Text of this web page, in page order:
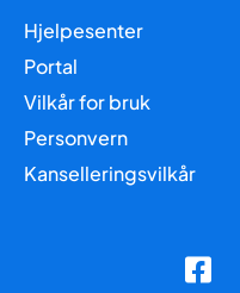
Hjelpesenter
Portal
Vilkår for bruk
Personvern
Kanselleringsvilkår